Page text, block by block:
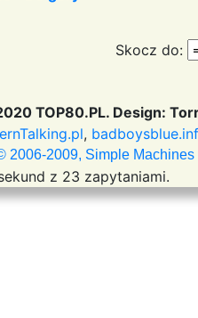
Skocz do:
TOP80.PL. Design:
,
2006-2009, Simple Machines
z 23 zapytaniami.